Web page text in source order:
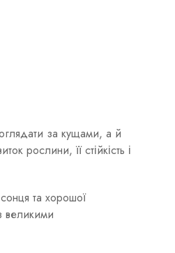
за кущами, а й
рослини, її стійкість і
та хорошої
великими